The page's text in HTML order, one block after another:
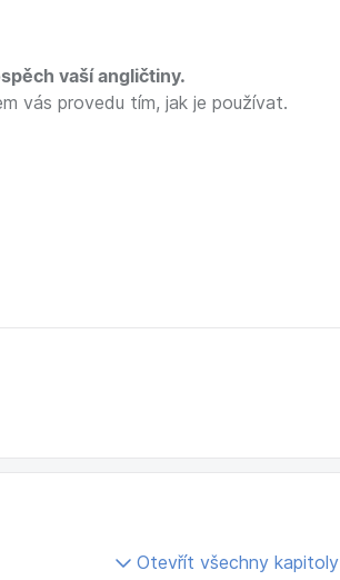
vaší angličtiny.
vás provedu tím, jak je používat.
Otevřít všechny kapitoly